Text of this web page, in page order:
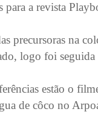
para a revista
precursoras na
logo foi
estão o
de côco no